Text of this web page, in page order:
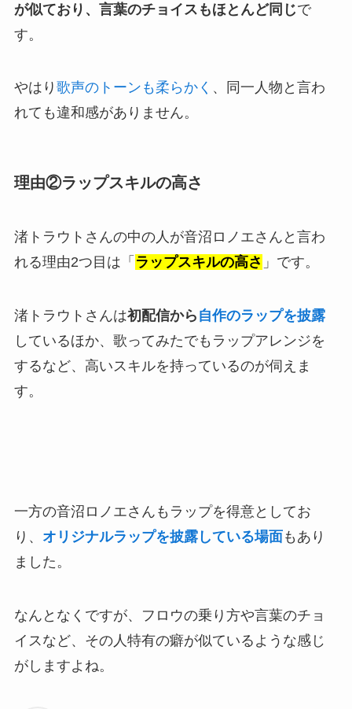
が似ており、言葉のチョイスもほとんど同じで
す。
やはり 歌声のトーンも柔らかく 、同一人物と言わ
れても違和感がありません。
理由②ラップスキルの高さ
渚トラウトさんの中の人が音沼ロノエさんと言わ
れる理由2つ目は「 ラップスキルの高さ 」です。
渚トラウトさんは初配信から 自作のラップを披露
しているほか、歌ってみたでもラップアレンジを
するなど、高いスキルを持っているのが伺えま
す。
一方の音沼ロノエさんもラップを得意としてお
り、 オリジナルラップを披露している場面 もあり
ました。
なんとなくですが、フロウの乗り方や言葉のチョ
イスなど、その人特有の癖が似ているような感じ
がしますよね。